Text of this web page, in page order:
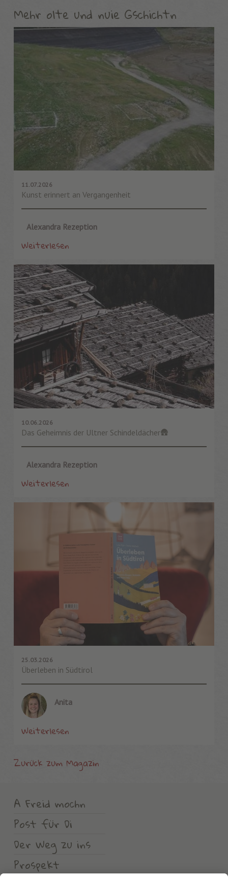
Mehr olte und nuie Gschichtn
11.07.2026
Kunst erinnert an Vergangenheit
Alexandra Rezeption
Weiterlesen
10.06.2026
Das Geheimnis der Ultner Schindeldächer🛖
Alexandra Rezeption
Weiterlesen
25.03.2026
Überleben in Südtirol
Anita
Weiterlesen
Zurück zum Magazin
A Freid mochn
Post für Di
Der Weg zu ins
Prospekt